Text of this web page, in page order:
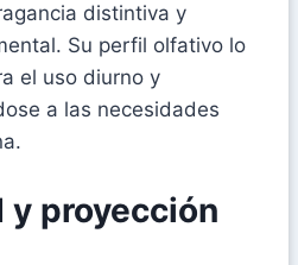
distintiva y
Su perfil olfativo lo
el uso diurno y
a las necesidades
y proyección